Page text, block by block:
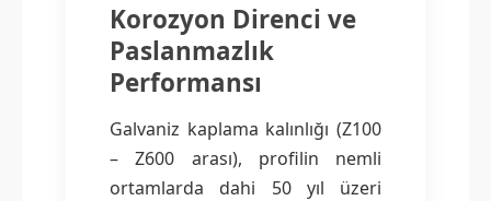
Korozyon Direnci ve
Paslanmazlık
Performansı
Galvaniz kaplama kalınlığı (Z100
– Z600 arası), profilin nemli
ortamlarda dahi 50 yıl üzeri